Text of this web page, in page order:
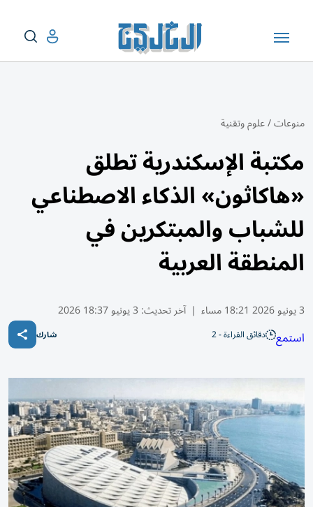
منوعات/علوم وتقنية
مكتبة الإسكندرية تطلق
«هاكاثون» الذكاء الاصطناعي
للشباب والمبتكرين في
المنطقة العربية
3 يونيو 2026 18:21 مساء | آخر تحديث: 3 يونيو 18:37 2026
استمع دقائق القراءة - 2 شارك